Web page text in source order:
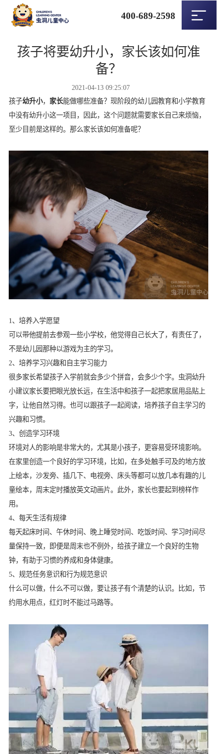
400-689-2598
孩子将要幼升小，家长该如何准
备？
2021-04-13 09:25:07
孩子幼升小， 家长能做哪些准备？现阶段的幼儿园教育和小学教育
中没有幼升小这一项目，因此，这个问题就需要家长自己来烦恼，
至少目前是这样的。那么家长该如何准备呢？
1、培养入学愿望
可以带他提前去参观一些小学校，他觉得自己长大了，有责任了，
不是幼儿园那种以游戏为主的学习。
2、培养学习兴趣和自主学习能力
很多家长希望孩子入学前就会多少个拼音，会多少个字。虫洞幼升
小建议家长要把眼光放长远，在生活中和孩子一起把家居用品贴上
字，让他自然习得。也可以跟孩子一起阅读，培养孩子自主学习的
兴趣和习惯。
3、创造学习环境
环境对人的影响是非常大的，尤其是小孩子，更容易受环境影响。
在家里创造一个良好的学习环境，比如，在多处触手可及的地方放
上绘本，沙发旁、插几下、电视旁、床头等都可以放几本有趣的儿
童绘本，周末定时播放英文动画片。此外，家长也要起到榜样作
用。
4、每天生活有规律
每天起床时间、午休时间、晚上睡觉时间、吃饭时间、学习时间尽
量保持一致，即便是周末也不例外，给孩子建立一个良好的生物
钟，有助于习惯的养成和身体健康。
5、规范任务意识和行为规范意识
什么可以做，什么不可以做，要让孩子有个清楚的认识。比如，节
约用水用点，红灯时不能过马路等。